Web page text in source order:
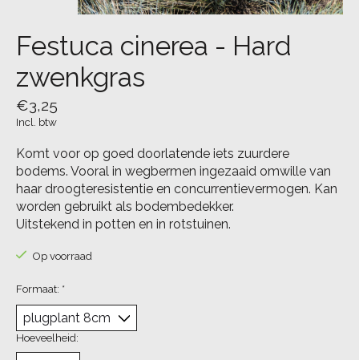
Festuca cinerea - Hard
zwenkgras
€3,25
Incl. btw
Komt voor op goed doorlatende iets zuurdere
bodems. Vooral in wegbermen ingezaaid omwille van
haar droogteresistentie en concurrentievermogen. Kan
worden gebruikt als bodembedekker.
Uitstekend in potten en in rotstuinen.
Op voorraad
Formaat: *
Hoeveelheid: